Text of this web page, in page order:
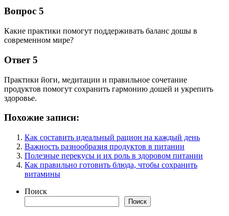
Вопрос 5
Какие практики помогут поддерживать баланс дошы в
современном мире?
Ответ 5
Практики йоги, медитации и правильное сочетание
продуктов помогут сохранить гармонию дошей и укрепить
здоровье.
Похожие записи:
Как составить идеальный рацион на каждый день
Важность разнообразия продуктов в питании
Полезные перекусы и их роль в здоровом питании
Как правильно готовить блюда, чтобы сохранить
витамины
Поиск
Поиск